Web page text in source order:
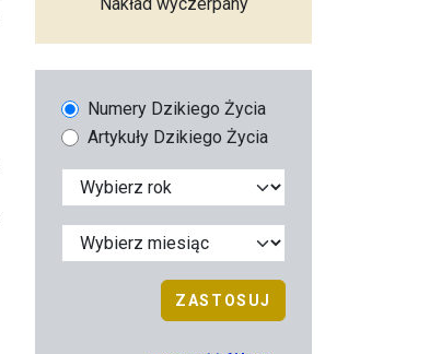
Nakład wyczerpany
Numery Dzikiego Życia
Artykuły Dzikiego Życia
ZASTOSUJ